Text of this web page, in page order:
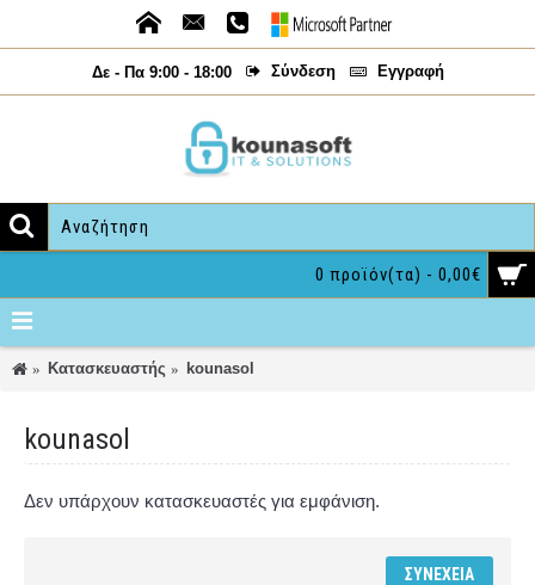
Δε - Πα 9:00 - 18:00 Σύνδεση Εγγραφή
0 προϊόν(τα) - 0,00€
Κατασκευαστής kounasol
kounasol
Δεν υπάρχουν κατασκευαστές για εμφάνιση.
ΣΥΝΈΧΕΙΑ